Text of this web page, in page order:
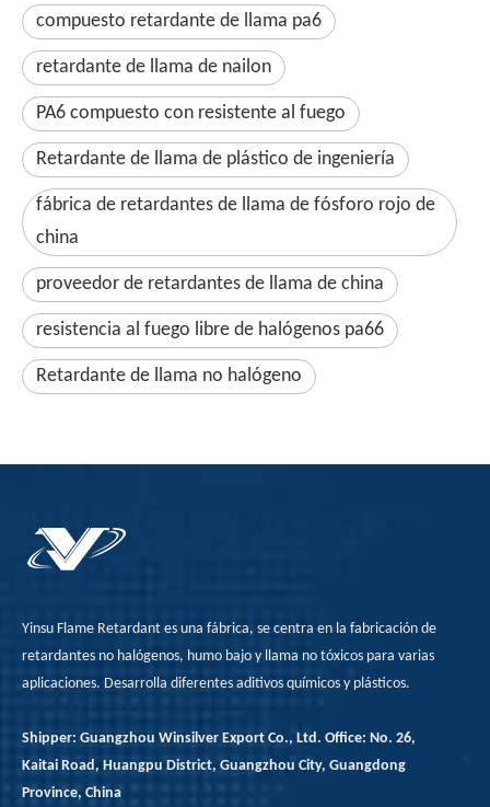
compuesto retardante de llama pa6
retardante de llama de nailon
PA6 compuesto con resistente al fuego
Retardante de llama de plástico de ingeniería
fábrica de retardantes de llama de fósforo rojo de
china
proveedor de retardantes de llama de china
resistencia al fuego libre de halógenos pa66
Retardante de llama no halógeno
Yinsu Flame Retardant es una fábrica, se centra en la fabricación de
retardantes no halógenos, humo bajo y llama no tóxicos para varias
aplicaciones. Desarrolla diferentes aditivos químicos y plásticos.
Shipper: Guangzhou Winsilver Export Co., Ltd. Office: No. 26,
Kaitai Road, Huangpu District, Guangzhou City, Guangdong
Province, China